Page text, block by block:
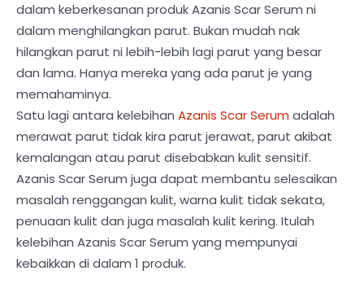
dalam keberkesanan produk Azanis Scar Serum ni
dalam menghilangkan parut. Bukan mudah nak
hilangkan parut ni lebih-lebih lagi parut yang besar
dan lama. Hanya mereka yang ada parut je yang
memahaminya.
Satu lagi antara kelebihan Azanis Scar Serumadalah
merawat parut tidak kira parut jerawat, parut akibat
kemalangan atau parut disebabkan kulit sensitif.
Azanis Scar Serum juga dapat membantu selesaikan
masalah renggangan kulit, warna kulit tidak sekata,
penuaan kulit dan juga masalah kulit kering. Itulah
kelebihan Azanis Scar Serum yang mempunyai
kebaikkan di dalam 1 produk.